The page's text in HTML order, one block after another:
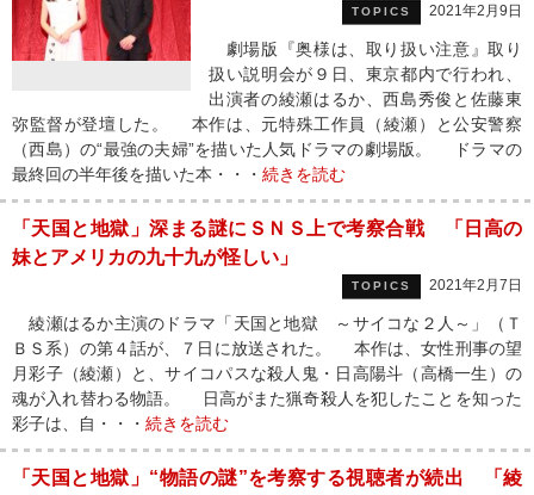
TOPICS 2021年2月9日
劇場版『奥様は、取り扱い注意』取り
扱い説明会が９日、東京都内で行われ、
出演者の綾瀬はるか、西島秀俊と佐藤東
弥監督が登壇した。 本作は、元特殊工作員（綾瀬）と公安警察
（西島）の“最強の夫婦”を描いた人気ドラマの劇場版。 ドラマの
最終回の半年後を描いた本・・・ 続きを読む
「天国と地獄」深まる謎にＳＮＳ上で考察合戦 「日高の
妹とアメリカの九十九が怪しい」
TOPICS 2021年2月7日
綾瀬はるか主演のドラマ「天国と地獄 ～サイコな２人～」（Ｔ
ＢＳ系）の第４話が、７日に放送された。 本作は、女性刑事の望
月彩子（綾瀬）と、サイコパスな殺人鬼・日高陽斗（高橋一生）の
魂が入れ替わる物語。 日高がまた猟奇殺人を犯したことを知った
彩子は、自・・・ 続きを読む
「天国と地獄」“物語の謎”を考察する視聴者が続出 「綾